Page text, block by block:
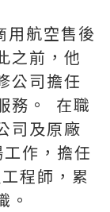
航空售後
之前，他
公司擔任
務。 在職
司及原廠
作，擔任
程師，累
。